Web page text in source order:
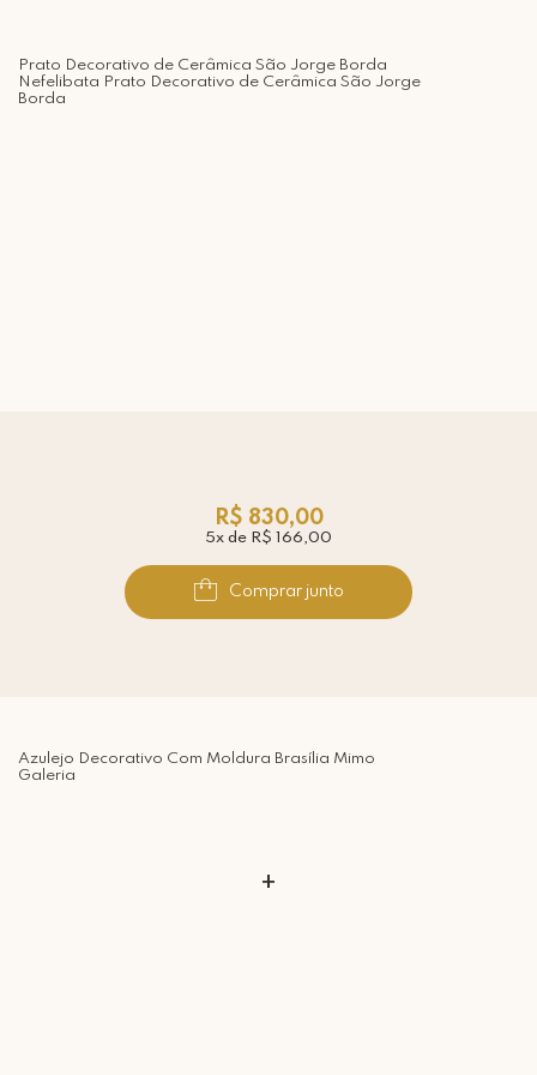
Prato Decorativo de Cerâmica São Jorge Borda
Nefelibata Prato Decorativo de Cerâmica São Jorge
Borda
R$ 830,00
5x de R$ 166,00
Comprar junto
Azulejo Decorativo Com Moldura Brasília Mimo
Galeria
+